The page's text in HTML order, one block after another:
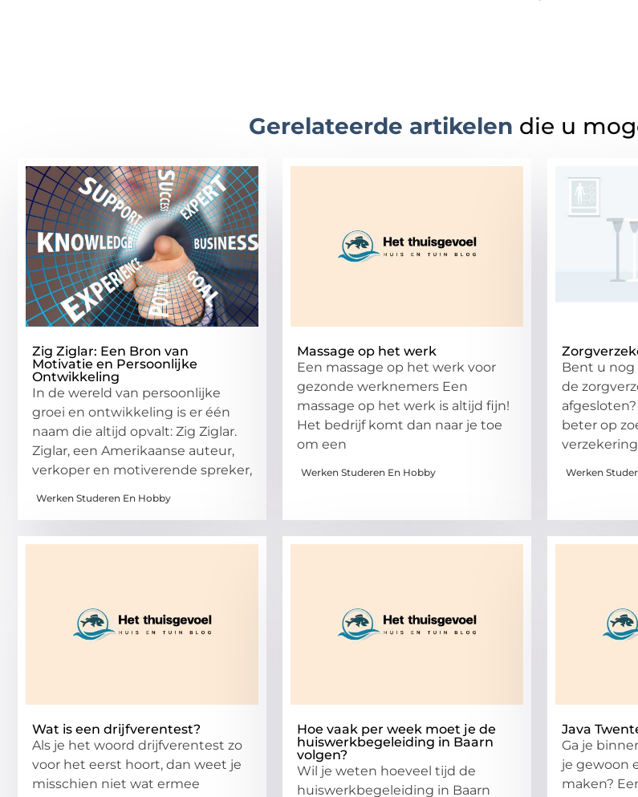
Gerelateerde artikelen die u
Zig Ziglar: Een Bron van
Motivatie en Persoonlijke
Ontwikkeling
In de wereld van persoonlijke
groei en ontwikkeling is er één
naam die altijd opvalt: Zig Ziglar.
Ziglar, een Amerikaanse auteur,
verkoper en motiverende spreker,
Werken Studeren En Hobby
Massage op het werk
Een massage op het werk voor
gezonde werknemers Een
massage op het werk is altijd fijn!
Het bedrijf komt dan naar je toe
om een
Werken Studeren En Hobby
Bent u
de
beter op
Werken
Wat is een drijfverentest?
Als je het woord drijfverentest zo
voor het eerst hoort, dan weet je
misschien niet wat ermee
Hoe vaak per week moet je de
huiswerkbegeleiding in Baarn
volgen?
Wil je weten hoeveel tijd de
huiswerkbegeleiding in Baarn
Java
Ga je
je gewoon
maken?